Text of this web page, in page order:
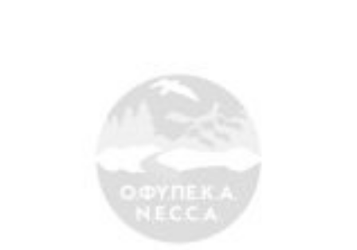
Search
Ο.ΦΥ.ΠΕ.Κ.Α.
Νέα – Δημοσιότητα
Άξονες δράσης
Μ.Δ.Π.Π.
Έργα